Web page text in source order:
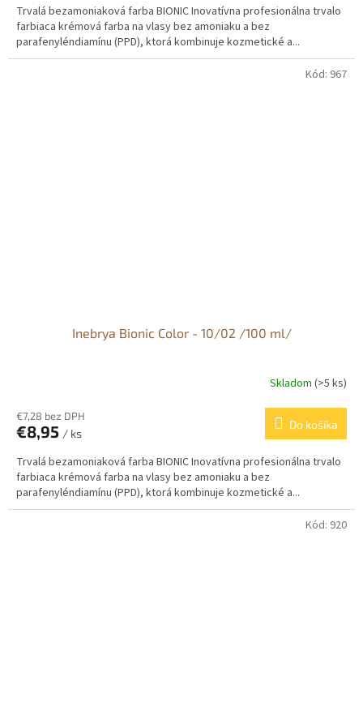
Trvalá bezamoniaková farba BIONIC Inovatívna profesionálna trvalo
farbiaca krémová farba na vlasy bez amoniaku a bez
parafenyléndiamínu (PPD), ktorá kombinuje kozmetické a...
Inebrya Bionic Color - 10/02 /100 ml/
Skladom (>5 ks)
€7,28 bez DPH
€8,95 / ks
Do košíka
Trvalá bezamoniaková farba BIONIC Inovatívna profesionálna trvalo
farbiaca krémová farba na vlasy bez amoniaku a bez
parafenyléndiamínu (PPD), ktorá kombinuje kozmetické a...
Kód: 967
Kód: 920